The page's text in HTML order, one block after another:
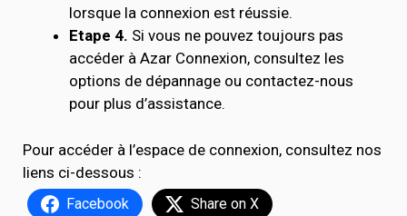
lorsque la connexion est réussie.
Etape 4. Si vous ne pouvez toujours pas
accéder à Azar Connexion, consultez les
options de dépannage ou contactez-nous
pour plus d’assistance.
Pour accéder à l’espace de connexion, consultez nos
liens ci-dessous :
Facebook Share on X